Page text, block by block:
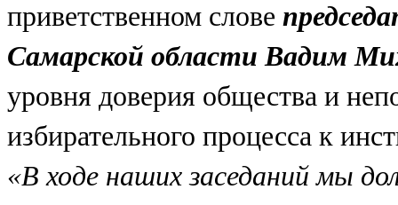
приветственном слове
Самарской области Вадим
уровня доверия общества и
избирательного процесса к
«В ходе наших заседаний мы